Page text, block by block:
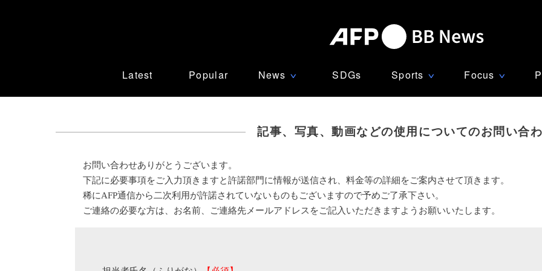
Latest Popular News ∨ SDGs Sports ∨ Focus ∨
記事、写真、動画などの使用についてのお問い合
お問い合わせありがとうございます。
下記に必要事項をご入力頂きますと許諾部門に情報が送信され、料金等の詳細をご案内させて頂きます。
稀にAFP通信から二次利用が許諾されていないものもございますので予めご了承下さい。
ご連絡の必要な方は、お名前、ご連絡先メールアドレスをご記入いただきますようお願いいたします。